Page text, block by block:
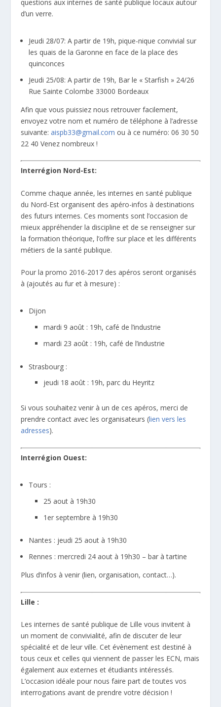
questions aux internes de santé publique locaux autour
d’un verre.
Jeudi 28/07: A partir de 19h, pique-nique convivial sur
les quais de la Garonne en face de la place des
quinconces
Jeudi 25/08: A partir de 19h, Bar le « Starfish » 24/26
Rue Sainte Colombe 33000 Bordeaux
Afin que vous puissiez nous retrouver facilement,
envoyez votre nom et numéro de téléphone à l’adresse
suivante:aispb33@gmail.com ou à ce numéro: 06 30 50
22 40 Venez nombreux !
Interrégion Nord-Est:
Comme chaque année, les internes en santé publique
du Nord-Est organisent des apéro-infos à destinations
des futurs internes. Ces moments sont l’occasion de
mieux appréhender la discipline et de se renseigner sur
la formation théorique, l’offre sur place et les différents
métiers de la santé publique.
Pour la promo 2016-2017 des apéros seront organisés
à (ajoutés au fur et à mesure) :
Dijon
mardi 9 août : 19h, café de l’industrie
mardi 23 août : 19h, café de l’industrie
Strasbourg :
jeudi 18 août : 19h, parc du Heyritz
Si vous souhaitez venir à un de ces apéros, merci de
prendre contact avec les organisateurs (lien vers les
adresses).
Interrégion Ouest:
Tours :
25 aout à 19h30
1er septembre à 19h30
Nantes : jeudi 25 aout à 19h30
Rennes : mercredi 24 aout à 19h30 – bar à tartine
Plus d’infos à venir (lien, organisation, contact…).
Lille :
Les internes de santé publique de Lille vous invitent à
un moment de convivialité, afin de discuter de leur
spécialité et de leur ville. Cet évènement est destiné à
tous ceux et celles qui viennent de passer les ECN, mais
également aux externes et étudiants intéressés.
L’occasion idéale pour nous faire part de toutes vos
interrogations avant de prendre votre décision !